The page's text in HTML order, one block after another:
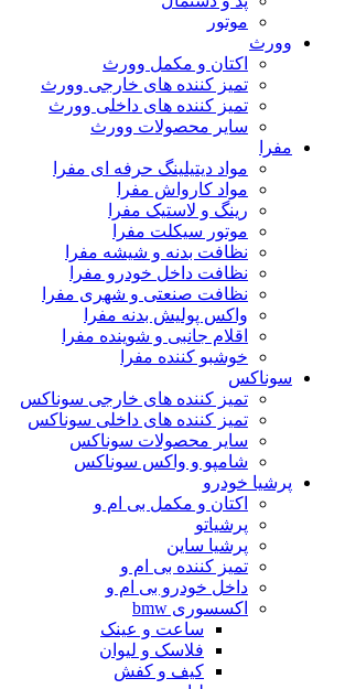
موتور
وورث
اکتان و مکمل وورث
تمیز کننده های خارجی وورث
تمیز کننده های داخلی وورث
سایر محصولات وورث
مفرا
مواد دیتیلینگ حرفه ای مفرا
مواد کارواش مفرا
رینگ و لاستیک مفرا
موتور سیکلت مفرا
نظافت بدنه و شیشه مفرا
نظافت داخل خودرو مفرا
نظافت صنعتی و شهری مفرا
واکس پولیش بدنه مفرا
اقلام جانبی و شوینده مفرا
خوشبو کننده مفرا
سوناکس
تمیز کننده های خارجی سوناکس
تمیز کننده های داخلی سوناکس
سایر محصولات سوناکس
شامپو و واکس سوناکس
پرشیا خودرو
اکتان و مکمل بی ام و
پرشیاتو
پرشیا ساین
تمیز کننده بی ام و
داخل خودرو بی ام و
اکسسوری bmw
ساعت و عینک
فلاسک و لیوان
کیف و کفش